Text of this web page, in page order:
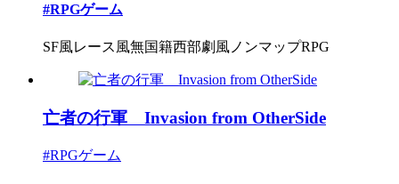
#RPGゲーム
SF風レース風無国籍西部劇風ノンマップRPG
亡者の行軍 Invasion from OtherSide
#RPGゲーム